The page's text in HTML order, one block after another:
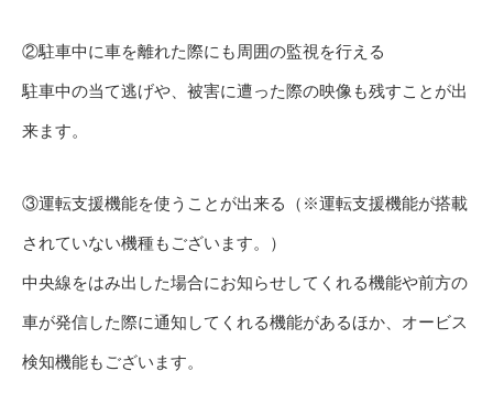
②駐車中に車を離れた際にも周囲の監視を行える
駐車中の当て逃げや、被害に遭った際の映像も残すことが出
来ます。
③運転支援機能を使うことが出来る（※運転支援機能が搭載
されていない機種もございます。）
中央線をはみ出した場合にお知らせしてくれる機能や前方の
車が発信した際に通知してくれる機能があるほか、オービス
検知機能もございます。